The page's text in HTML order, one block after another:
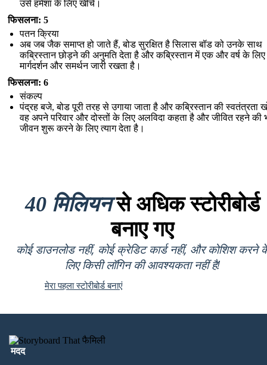
उसे हमेशा के लिए खींचें।
फिसलना: 5
पतन क्रिया
अब जब जैक समाप्त हो जाते हैं, बोड सुरक्षित है सिलास बॉड को उनके साथ
कब्रिस्तान छोड़ने की अनुमति देता है और कब्रिस्तान में एक और वर्ष के लिए
मार्गदर्शन और समर्थन जारी रखता है।
फिसलना: 6
संकल्प
पंद्रह बजे, बोड पूरी तरह से उगाया जाता है और कब्रिस्तान की स्वतंत्रता
वह अपने परिवार और दोस्तों के लिए अलविदा कहता है और जीवित रहने की
जीवन शुरू करने के लिए त्याग देता है।
40 मिलियनसे अधिक स्टोरीबोर्ड
बनाए गए
कोई डाउनलोड नहीं, कोई क्रेडिट कार्ड नहीं, और कोशिश करने
लिए किसी लॉगिन की आवश्यकता नहीं है!
मेरा पहला स्टोरीबोर्ड बनाएं
मदद